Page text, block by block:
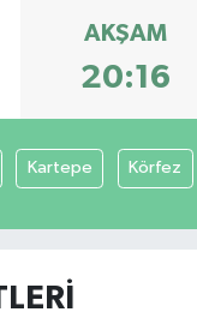
AKŞAM
20:16
Kartepe Körfez